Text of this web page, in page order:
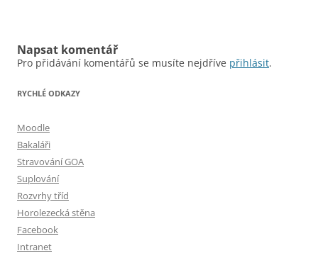
Napsat komentář
Pro přidávání komentářů se musíte nejdříve přihlásit.
RYCHLÉ ODKAZY
Moodle
Bakaláři
Stravování GOA
Suplování
Rozvrhy tříd
Horolezecká stěna
Facebook
Intranet